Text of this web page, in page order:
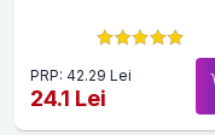
PRP: 42.29 Lei
24.1 Lei